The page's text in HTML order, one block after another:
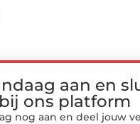
aan en
ons platform
nog aan en deel jouw